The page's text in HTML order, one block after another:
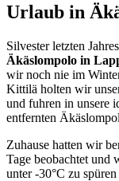
Urlaub in
Silvester letzten
Äkäslompolo in
wir noch nie im
Kittilä holten wir
und fuhren in unsere
entfernten
Zuhause hatten wir
Tage beobachtet und
unter -30°C zu